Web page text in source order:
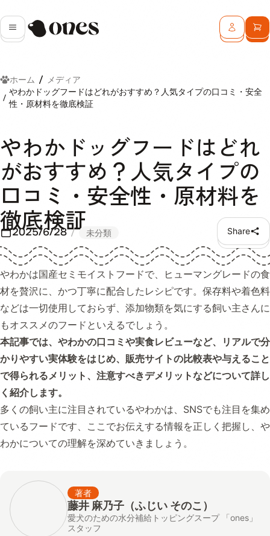
メニューOnes ログインカ
ホーム
メディア
やわかドッグフードはどれがおすすめ？人気タイプの口コミ・安全
性・原材料を徹底検証
やわかドッグフードはどれ
がおすすめ？人気タイプの
口コミ・安全性・原材料を
徹底検証
2025/6/28 未分類 Share
やわかは国産セミモイストフードで、ヒューマングレードの食
材を贅沢に、かつ丁寧に配合したレシピです。保存料や着色料
などは一切使用しておらず、添加物類を気にする飼い主さんに
もオススメのフードといえるでしょう。
本記事では、やわかの口コミや実食レビューなど、リアルで分
かりやすい実体験をはじめ、販売サイトの比較表や与えること
で得られるメリット、注意すべきデメリットなどについて詳し
く紹介します。
多くの飼い主に注目されているやわかは、SNSでも注目を集め
ているフードです、ここでお伝えする情報を正しく把握し、や
わかについての理解を深めていきましょう。
著者
藤井 麻乃子（ふじい そのこ）
愛犬のための水分補給トッピングスープ 「ones」
スタッフ